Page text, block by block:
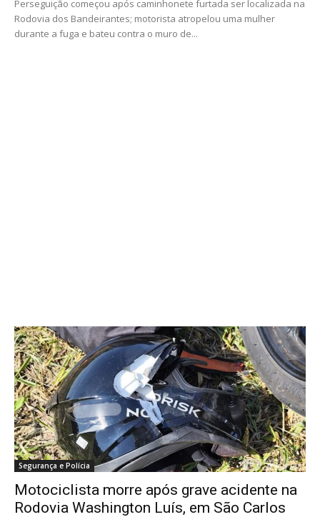
Perseguição começou após caminhonete furtada ser localizada na
Rodovia dos Bandeirantes; motorista atropelou uma mulher
durante a fuga e bateu contra o muro de...
Segurança e Polícia
Motociclista morre após grave acidente na
Rodovia Washington Luís, em São Carlos